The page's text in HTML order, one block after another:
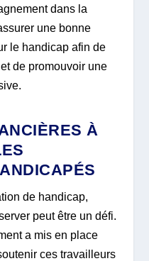
dans la
une bonne
le handicap afin de
de promouvoir une
À
de handicap,
peut être un défi.
a mis en place
ces travailleurs